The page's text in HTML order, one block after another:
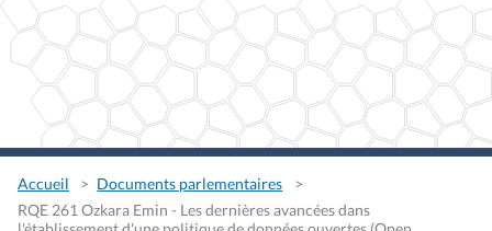
Accueil
Documents parlementaires
RQE 261 Ozkara Emin - Les dernières avancées dans